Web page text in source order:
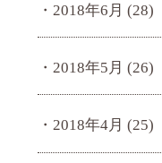
2018年6月 (28)
2018年5月 (26)
2018年4月 (25)